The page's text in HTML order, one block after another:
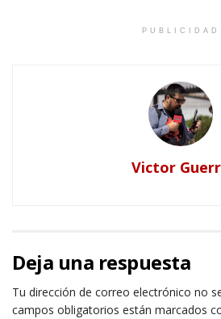
PUBLICIDAD
Victor
Deja una respuesta
Tu dirección de correo electrónico no
campos obligatorios están marcados